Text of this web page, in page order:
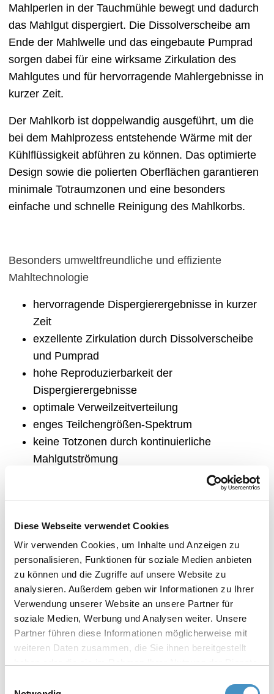
Diese Webseite verwendet Cookies
Wir verwenden Cookies, um Inhalte und Anzeigen zu
personalisieren, Funktionen für soziale Medien anbieten
zu können und die Zugriffe auf unsere Website zu
analysieren. Außerdem geben wir Informationen zu Ihrer
Verwendung unserer Website an unsere Partner für
soziale Medien, Werbung und Analysen weiter. Unsere
Partner führen diese Informationen möglicherweise mit
weiteren Daten zusammen, die Sie ihnen bereitgestellt
unsererDatenschutzerklärung Impressum
Mahlperlen in der Tauchmühle bewegt und dadurch
das Mahlgut dispergiert. Die Dissolverscheibe am
Ende der Mahlwelle und das eingebaute Pumprad
sorgen dabei für eine wirksame Zirkulation des
Mahlgutes und für hervorragende Mahlergebnisse in
kurzer Zeit.
Der Mahlkorb ist doppelwandig ausgeführt, um die
bei dem Mahlprozess entstehende Wärme mit der
Kühlflüssigkeit abführen zu können. Das optimierte
Design sowie die polierten Oberflächen garantieren
minimale Totraumzonen und eine besonders
einfache und schnelle Reinigung des Mahlkorbs.
Besonders umweltfreundliche und effiziente
Mahltechnologie
hervorragende Dispergierergebnisse in kurzer
Zeit
exzellente Zirkulation durch Dissolverscheibe
und Pumprad
hohe Reproduzierbarkeit der
Dispergierergebnisse
optimale Verweilzeitverteilung
enges Teilchengrößen-Spektrum
keine Totzonen durch kontinuierliche
Mahlgutströmung
kein Austritt von Mahlperlen während der
geringer Energiebedarf
systembedingt einfache Reinigung und
schneller Mahlgutwechsel
besonders anwenderfreundliches Mahlsystem:
sehr einfache und sichere Handhabung
Die Korbmühle TML ist in folgenden Ausführungen
erhältlich: